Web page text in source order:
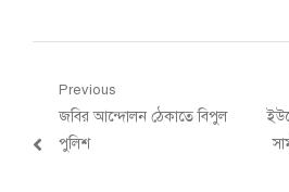
Post
navigation
Previous
Previous
post:
জবির আন্দোলন ঠেকাতে বিপুল
পুলিশ